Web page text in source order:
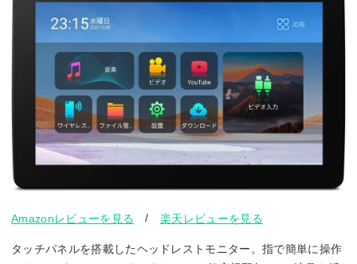
Amazonレビューを見る /楽天レビューを見る
タッチパネルを搭載したヘッドレストモニター。指で簡単に操作